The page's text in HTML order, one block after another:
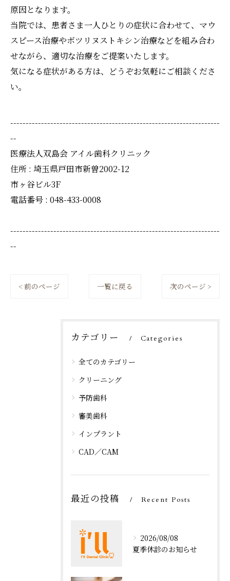
原因となります。
当院では、患者さま一人ひとりの症状に合わせて、マウ
スピース治療やボツリヌストキシン治療などを組み合わ
せながら、適切な治療をご提案いたします。
気になる症状がある方は、どうぞお気軽にご相談くださ
い。
--------------------------------------------------------------------
--
医療法人双島会 アイル歯科クリニック
住所 : 埼玉県戸田市新曽2002-12
市ヶ谷ビル3F
電話番号 : 048-433-0008
--------------------------------------------------------------------
--
< 前のページ 一覧に戻る 次のページ >
カテゴリー Categories
全てのカテゴリー
クリーニング
予防歯科
審美歯科
インプラント
CAD／CAM
最近の投稿 Recent Posts
2026/08/08
夏季休診のお知らせ